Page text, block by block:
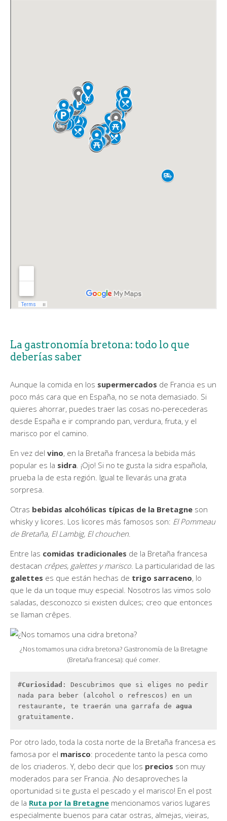
La gastronomía bretona: todo lo que
deberías saber
Aunque la comida en los supermercados de Francia es un
poco más cara que en España, no se nota demasiado. Si
quieres ahorrar, puedes traer las cosas no-perecederas
desde España e ir comprando pan, verdura, fruta, y el
marisco por el camino.
En vez del vino, en la Bretaña francesa la bebida más
popular es la sidra. ¡Ojo! Si no te gusta la sidra española,
prueba la de esta región. Igual te llevarás una grata
sorpresa.
Otras bebidas alcohólicas típicas de la Bretagne son
whisky y licores. Los licores más famosos son: El Pommeau
de Bretaña, El Lambig, El chouchen.
Entre las comidas tradicionales de la Bretaña francesa
destacan crêpes, galettes y marisco. La particularidad de las
galettes es que están hechas de trigo sarraceno, lo
que le da un toque muy especial. Nosotros las vimos solo
saladas, desconozco si existen dulces; creo que entonces
se llaman crêpes.
¿Nos tomamos una cidra bretona? Gastronomía de la Bretagne
(Bretaña francesa): qué comer.
#Curiosidad : Descubrimos que si eliges no pedir
nada para beber (alcohol o refrescos) en un
restaurante, te traerán una garrafa de
gratuitamente.
Por otro lado, toda la costa norte de la Bretaña francesa es
famosa por el marisco: procedente tanto la pesca como
de los criaderos. Y, debo decir que los precios son muy
moderados para ser Francia. ¡No desaproveches la
oportunidad si te gusta el pescado y el marisco! En el post
de la Ruta por la Bretagne mencionamos varios lugares
especialmente buenos para catar ostras, almejas, vieiras,